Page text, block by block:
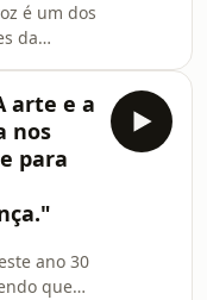
é um dos
da
uma
de uma
QR, que
as
Uma
sabe, ser
arte e a
nos
para
ano 30
que